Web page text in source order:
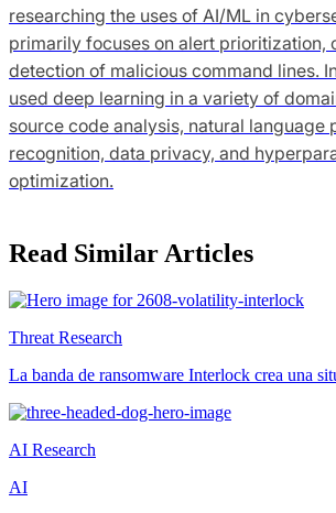
researching the uses of AI/ML in
primarily focuses on alert prioritization,
detection of malicious command lines.
used deep learning in a variety of
source code analysis, natural language
recognition, data privacy, and
optimization.
Read Similar Articles
Threat Research
La banda de ransomware Interlock crea una
AI Research
AI